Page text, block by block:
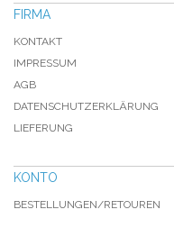
FIRMA
KONTAKT
IMPRESSUM
AGB
DATENSCHUTZERKLÄRUNG
LIEFERUNG
KONTO
BESTELLUNGEN/RETOUREN